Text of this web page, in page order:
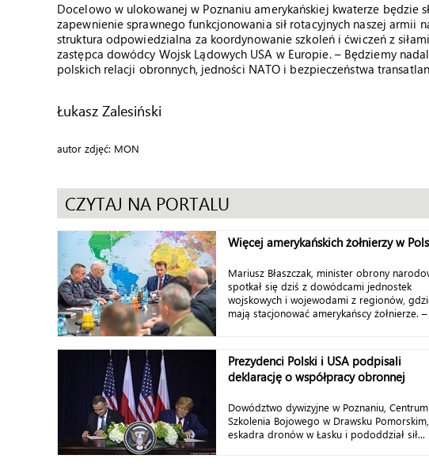
Docelowo w ulokowanej w Poznaniu amerykańskiej kwaterze będzie
zapewnienie sprawnego funkcjonowania sił rotacyjnych naszej armii
struktura odpowiedzialna za koordynowanie szkoleń i ćwiczeń z
zastępca dowódcy Wojsk Lądowych USA w Europie. – Będziemy
polskich relacji obronnych, jedności NATO i bezpieczeństwa
Łukasz Zalesiński
autor zdjęć: MON
CZYTAJ NA PORTALU
Więcej amerykańskich żołnierzy w
Mariusz Błaszczak, minister obrony
spotkał się dziś z dowódcami jednostek
wojskowych i wojewodami z regionów,
mają stacjonować amerykańscy żołnierze. –
Prezydenci Polski i USA podpisali
deklarację o współpracy obronnej
Dowództwo dywizyjne w Poznaniu, Centrum
Szkolenia Bojowego w Drawsku Pomorskim,
eskadra dronów w Łasku i pododdział sił...